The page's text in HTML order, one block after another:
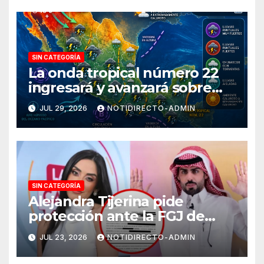
SIN CATEGORÍA
La onda tropical número 22
ingresará y avanzará sobre
México
JUL 29, 2026 NOTIDIRECTO-ADMIN
SIN CATEGORÍA
Alejandra Tijerina pide
protección ante la FGJ de
CdMx por vîolêncîa mediática
y psicológica de Masad
Altamimi, integrante de La
JUL 23, 2026 NOTIDIRECTO-ADMIN